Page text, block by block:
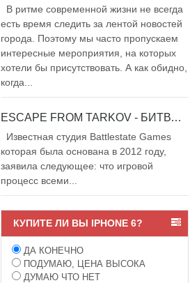
В ритме современной жизни не всегда
есть время следить за лентой новостей
города. Поэтому мы часто пропускаем
интересные мероприятия, на которых
хотели бы присутствовать. А как обидно,
когда...
ESCAPE FROM TARKOV - БИТВА ЗА ТАРКОВ
Известная студия Battlestate Games
которая была основана в 2012 году,
заявила следующее: что игровой
процесс всеми...
КУПИТЕ ЛИ ВЫ IPHONE 6?
ДА КОНЕЧНО
ПОДУМАЮ, ЦЕНА ВЫСОКА
ДУМАЮ ЧТО НЕТ